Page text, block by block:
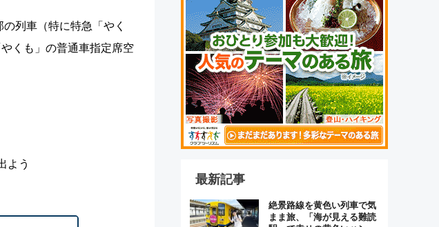
列車（特に特急「やく
くも」の普通車指定席空
よう
最新記事
絶景路線を黄色い列車で気
まま旅、「海が見える難読